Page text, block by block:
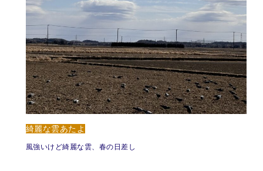
綺麗な雲あたよ
風強いけど綺麗な雲、春の日差し